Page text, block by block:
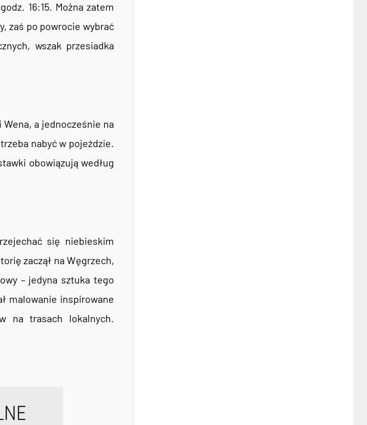
16:15. Można zatem
zaś po powrocie wybrać
wszak przesiadka
a jednocześnie na
nabyć w pojeździe.
obowiązują według
się niebieskim
zaczął na Węgrzech,
– jedyna sztuka tego
malowanie inspirowane
na trasach lokalnych.